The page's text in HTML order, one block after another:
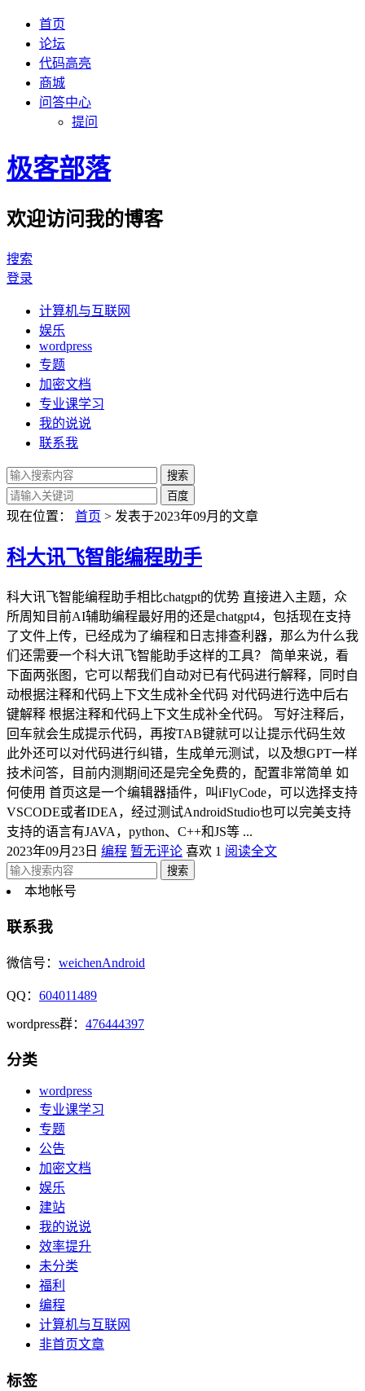
首页
论坛
代码高亮
商城
问答中心
提问
极客部落
欢迎访问我的博客
搜索
登录
计算机与互联网
娱乐
wordpress
专题
加密文档
专业课学习
我的说说
联系我
现在位置： 首页 > 发表于2023年09月的文章
科大讯飞智能编程助手
科大讯飞智能编程助手相比chatgpt的优势 直接进入主题，众
所周知目前AI辅助编程最好用的还是chatgpt4，包括现在支持
了文件上传，已经成为了编程和日志排查利器，那么为什么我
们还需要一个科大讯飞智能助手这样的工具？ 简单来说，看
下面两张图，它可以帮我们自动对已有代码进行解释，同时自
动根据注释和代码上下文生成补全代码 对代码进行选中后右
键解释 根据注释和代码上下文生成补全代码。 写好注释后，
回车就会生成提示代码，再按TAB键就可以让提示代码生效
此外还可以对代码进行纠错，生成单元测试，以及想GPT一样
技术问答，目前内测期间还是完全免费的，配置非常简单 如
何使用 首页这是一个编辑器插件，叫iFlyCode，可以选择支持
VSCODE或者IDEA，经过测试AndroidStudio也可以完美支持
支持的语言有JAVA，python、C++和JS等 ...
2023年09月23日 编程 暂无评论 喜欢 1 阅读全文
本地帐号
联系我
微信号： weichenAndroid
QQ： 604011489
wordpress群： 476444397
分类
wordpress
专业课学习
专题
公告
加密文档
娱乐
建站
我的说说
效率提升
未分类
福利
编程
计算机与互联网
非首页文章
标签